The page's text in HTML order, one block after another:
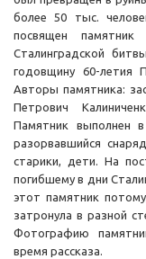
более 50 тыс.
посвящен
Сталинградской
годовщину 60-летия
Авторы памятника:
Петрович
Памятник выполнен
разорвавшийся
старики, дети. На
погибшему в дни
этот памятник
затронула в разной
Фотографию
время рассказа.